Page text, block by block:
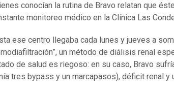
conocían la rutina de Bravo relatan que
monitoreo médico en la Clínica Las
ese centro llegaba cada lunes y jueves a
un método de diálisis renal
de salud es riegoso: en su caso, Bravo
tres bypass y un marcapasos), déficit renal y